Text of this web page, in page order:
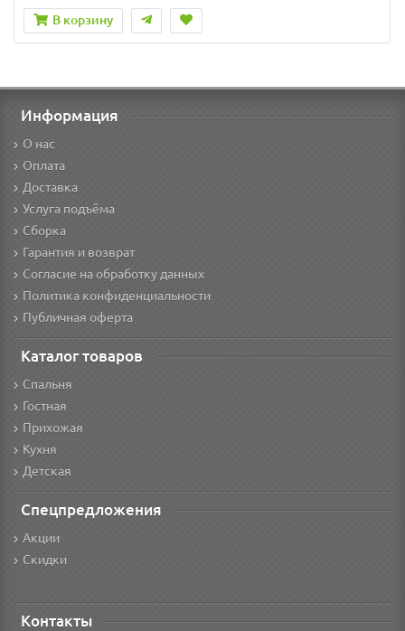
В корзину
Информация
О нас
Оплата
Доставка
Услуга подъёма
Сборка
Гарантия и возврат
Согласие на обработку данных
Политика конфиденциальности
Публичная оферта
Каталог товаров
Спальня
Гостная
Прихожая
Кухня
Детская
Спецпредложения
Акции
Скидки
Контакты